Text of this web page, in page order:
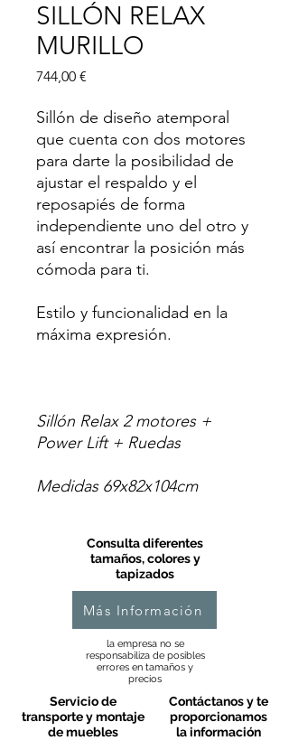
SILLÓN RELAX
MURILLO
744,00 €
Sillón de diseño atemporal
que cuenta con dos motores
para darte la posibilidad de
ajustar el respaldo y el
reposapiés de forma
independiente uno del otro y
así encontrar la posición más
cómoda para ti.
Estilo y funcionalidad en la
máxima expresión.
Sillón Relax 2 motores +
Power Lift + Ruedas
Medidas 69x82x104cm
Consulta diferentes
tamaños, colores y
tapizados
Más Información
la empresa no se
responsabiliza de posibles
errores en tamaños y
precios
Servicio de
transporte y montaje
de muebles
Contáctanos y te
proporcionamos
la información